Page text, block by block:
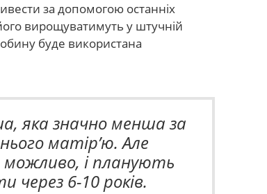
за допомогою останніх
вирощуватимуть у штучній
буде використана
яка значно менша за
матір’ю. Але
можливо, і планують
6-10 років.